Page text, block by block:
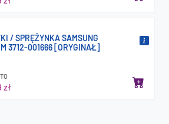
/ SPRĘŻYNKA SAMSUNG
3712-001666 [ORYGINAŁ]
zł